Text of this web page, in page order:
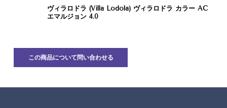
ヴィラロドラ (Villa Lodola) ヴィラロドラ カラー AC
エマルジョン 4.0
この商品について問い合わせる